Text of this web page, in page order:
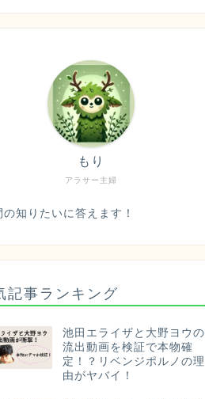
アラサー主婦
もり
の知りたいに答えます！
記事ランキング
池田エライザと大野ヨウの
流出動画を検証で本物確
定！？リベンジポルノの理
由がヤバイ！